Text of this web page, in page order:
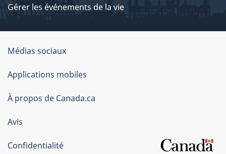
Gérer les événements de la vie
Organisation
du
gouvernement
du
Canada
Médias sociaux
Applications mobiles
À propos de Canada.ca
Avis
Confidentialité